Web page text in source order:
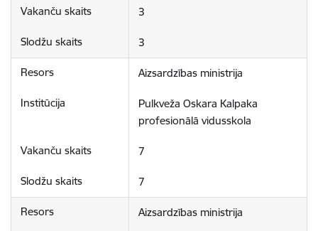
3
3
Aizsardzības ministrija
Pulkveža Oskara Kalpaka
profesionālā vidusskola
7
7
Aizsardzības ministrija